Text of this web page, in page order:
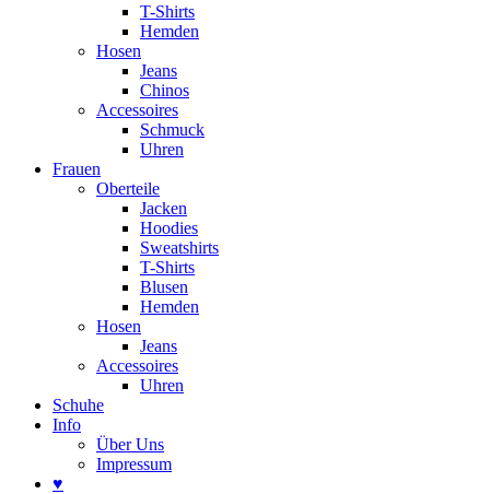
T-Shirts
Hemden
Hosen
Jeans
Chinos
Accessoires
Schmuck
Uhren
Frauen
Oberteile
Jacken
Hoodies
Sweatshirts
T-Shirts
Blusen
Hemden
Hosen
Jeans
Accessoires
Uhren
Schuhe
Info
Über Uns
Impressum
♥